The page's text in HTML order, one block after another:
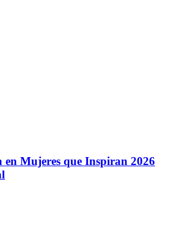
Mujeres que Inspiran 2026